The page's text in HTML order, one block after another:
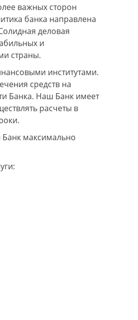
ангара
Цены
Петр
14.09.2020
важных сторон
банка направлена
деловая
и
страны.
институтами.
средств на
Банка. Наш Банк имеет
расчеты в
максимально